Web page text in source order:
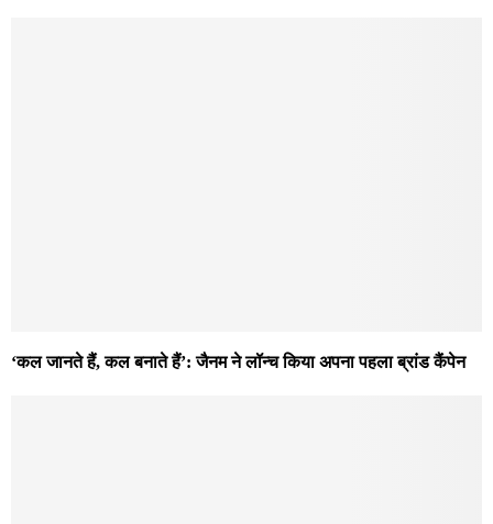
‘कल जानते हैं, कल बनाते हैं’: जैनम ने लॉन्च किया अपना पहला ब्रांड कैंपेन